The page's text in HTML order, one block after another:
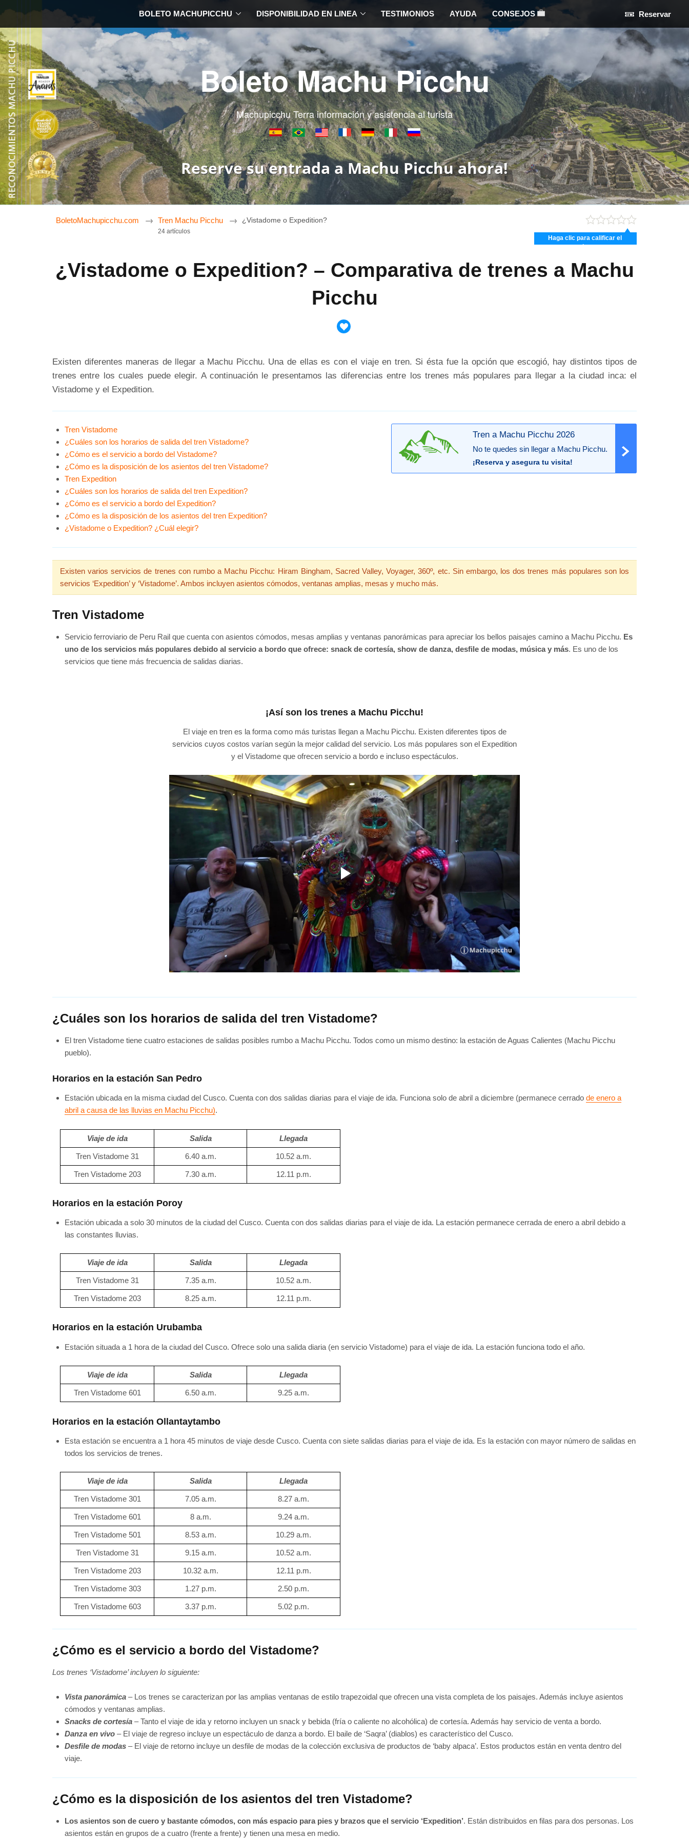
BOLETO MACHUPICCHU DISPONIBILIDAD EN LINEA TESTIMONIOS AYUDA CONSEJOS Reservar
Boleto Machu Picchu
Machupicchu Terra información y asistencia al turista
Reserve su entrada a Machu Picchu ahora!
BoletoMachupicchu.com Tren Machu Picchu
24 artículos
¿Vistadome o Expedition?
Haga clic para calificar el
¿Vistadome o Expedition? – Comparativa de trenes a Machu
Picchu
Existen diferentes maneras de llegar a Machu Picchu. Una de ellas es con el viaje en tren. Si ésta fue la opción que escogió, hay distintos tipos de
trenes entre los cuales puede elegir. A continuación le presentamos las diferencias entre los trenes más populares para llegar a la ciudad inca: el
Vistadome y el Expedition.
Tren a Machu Picchu 2026
No te quedes sin llegar a Machu Picchu.
¡Reserva y asegura tu visita!
Tren Vistadome
¿Cuáles son los horarios de salida del tren Vistadome?
¿Cómo es el servicio a bordo del Vistadome?
¿Cómo es la disposición de los asientos del tren Vistadome?
Tren Expedition
¿Cuáles son los horarios de salida del tren Expedition?
¿Cómo es el servicio a bordo del Expedition?
¿Cómo es la disposición de los asientos del tren Expedition?
¿Vistadome o Expedition? ¿Cuál elegir?
Existen varios servicios de trenes con rumbo a Machu Picchu: Hiram Bingham, Sacred Valley, Voyager, 360º, etc. Sin embargo, los dos trenes más populares son los
servicios ‘Expedition’ y ‘Vistadome’. Ambos incluyen asientos cómodos, ventanas amplias, mesas y mucho más.
Tren Vistadome
Servicio ferroviario de Peru Rail que cuenta con asientos cómodos, mesas amplias y ventanas panorámicas para apreciar los bellos paisajes camino a Machu Picchu. Es
uno de los servicios más populares debido al servicio a bordo que ofrece: snack de cortesía, show de danza, desfile de modas, música y más. Es uno de los
servicios que tiene más frecuencia de salidas diarias.
¡Así son los trenes a Machu Picchu!
El viaje en tren es la forma como más turistas llegan a Machu Picchu. Existen diferentes tipos de
servicios cuyos costos varían según la mejor calidad del servicio. Los más populares son el Expedition
y el Vistadome que ofrecen servicio a bordo e incluso espectáculos.
Play
Video
¿Cuáles son los horarios de salida del tren Vistadome?
El tren Vistadome tiene cuatro estaciones de salidas posibles rumbo a Machu Picchu. Todos como un mismo destino: la estación de Aguas Calientes (Machu Picchu
pueblo).
Horarios en la estación San Pedro
Estación ubicada en la misma ciudad del Cusco. Cuenta con dos salidas diarias para el viaje de ida. Funciona solo de abril a diciembre (permanece cerradode enero a
abril a causa de las lluvias en Machu Picchu).
Viaje de ida Salida Llegada
Tren Vistadome 31 6.40 a.m. 10.52 a.m.
Tren Vistadome 203 7.30 a.m. 12.11 p.m.
Horarios en la estación Poroy
Estación ubicada a solo 30 minutos de la ciudad del Cusco. Cuenta con dos salidas diarias para el viaje de ida. La estación permanece cerrada de enero a abril debido a
las constantes lluvias.
Viaje de ida Salida Llegada
Tren Vistadome 31 7.35 a.m. 10.52 a.m.
Tren Vistadome 203 8.25 a.m. 12.11 p.m.
Horarios en la estación Urubamba
Estación situada a 1 hora de la ciudad del Cusco. Ofrece solo una salida diaria (en servicio Vistadome) para el viaje de ida. La estación funciona todo el año.
Viaje de ida Salida Llegada
Tren Vistadome 601 6.50 a.m. 9.25 a.m.
Horarios en la estación Ollantaytambo
Esta estación se encuentra a 1 hora 45 minutos de viaje desde Cusco. Cuenta con siete salidas diarias para el viaje de ida. Es la estación con mayor número de salidas en
todos los servicios de trenes.
Viaje de ida Salida Llegada
Tren Vistadome 301 7.05 a.m. 8.27 a.m.
Tren Vistadome 601 8 a.m. 9.24 a.m.
Tren Vistadome 501 8.53 a.m. 10.29 a.m.
Tren Vistadome 31 9.15 a.m. 10.52 a.m.
Tren Vistadome 203 10.32 a.m. 12.11 p.m.
Tren Vistadome 303 1.27 p.m. 2.50 p.m.
Tren Vistadome 603 3.37 p.m. 5.02 p.m.
¿Cómo es el servicio a bordo del Vistadome?
Los trenes ‘Vistadome’ incluyen lo siguiente:
Vista panorámica – Los trenes se caracterizan por las amplias ventanas de estilo trapezoidal que ofrecen una vista completa de los paisajes. Además incluye asientos
cómodos y ventanas amplias.
Snacks de cortesía – Tanto el viaje de ida y retorno incluyen un snack y bebida (fría o caliente no alcohólica) de cortesía. Además hay servicio de venta a bordo.
Danza en vivo – El viaje de regreso incluye un espectáculo de danza a bordo. El baile de ‘Saqra’ (diablos) es característico del Cusco.
Desfile de modas – El viaje de retorno incluye un desfile de modas de la colección exclusiva de productos de ‘baby alpaca’. Estos productos están en venta dentro del
viaje.
¿Cómo es la disposición de los asientos del tren Vistadome?
Los asientos son de cuero y bastante cómodos, con más espacio para pies y brazos que el servicio ‘Expedition’. Están distribuidos en filas para dos personas. Los
asientos están en grupos de a cuatro (frente a frente) y tienen una mesa en medio.